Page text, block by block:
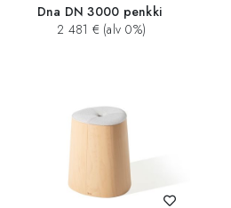
Dna DN 3000 penkki
2 481 € (alv 0%)